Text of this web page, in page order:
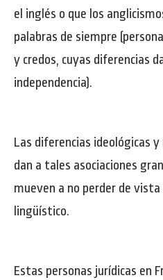
el inglés o que los
palabras de siempre
y credos, cuyas diferencias
independencia).
Las diferencias ideológicas
dan a tales asociaciones
mueven a no perder de
lingüístico.
Estas personas jurídicas en